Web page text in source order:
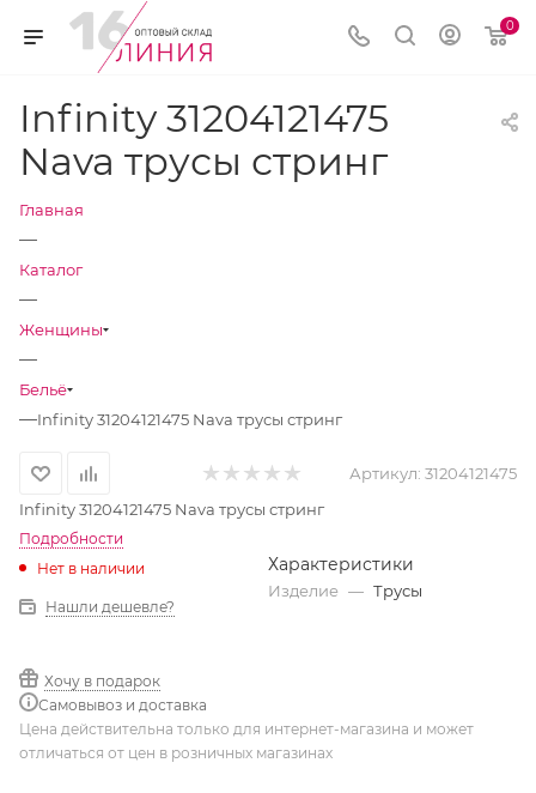
0
Infinity 31204121475
Nava трусы стринг
Главная
—
Каталог
—
Женщины
—
Бельё
—Infinity 31204121475 Nava трусы стринг
Артикул: 31204121475
Infinity 31204121475 Nava трусы стринг
Подробности
Нет в наличии
Нашли дешевле?
Хочу в подарок
Самовывоз и доставка
Характеристики
Изделие — Трусы
Цена действительна только для интернет-магазина и может
отличаться от цен в розничных магазинах